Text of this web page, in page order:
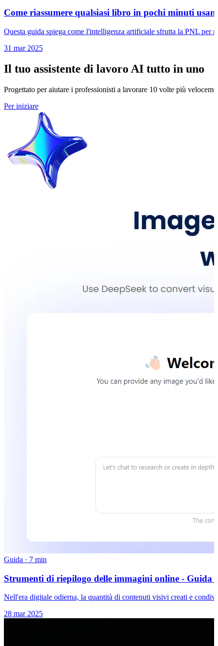
Come riassumere qualsiasi libro in pochi minuti
Questa guida spiega come l'intelligenza artificiale sfrutta la PNL
31 mar 2025
Il tuo assistente di lavoro AI tutto in uno
Progettato per aiutare i professionisti a lavorare 10 volte più
Per iniziare
Guida · 7 min
Strumenti di riepilogo delle immagini online - Guida
Nell'era digitale odierna, la quantità di contenuti visivi creati e
28 mar 2025